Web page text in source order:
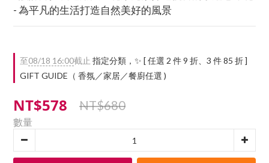
- 為平凡的生活打造自然美好的風景
至08/18 16:00截止 指定分類，✨ [ 任選 2 件 9 折、3 件 85 折 ]
GIFT GUIDE（ 香氛／家居／餐廚任選 )
NT$578 NT$680
數量